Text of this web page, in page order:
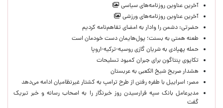
آخرین عناوین روزنامه‌های سیاسی
آخرین عناوین روزنامه‌های ورزشی
حضرتی: دشمن را وادار به امضای تفاهم‌نامه کردیم
طعنه همتی به بسنت؛ پول‌هایمان دست خودمان است
حمله پهپادی به شریان گازی روسیه-ترکیه-اروپا
تکاپوی پنتاگون برای جبران کمبود تسلیحات
هشدار صریح شیخ الکعبی به عربستان
مصر: اسراییل با طفره رفتن از طرح ترامپ به کشتار غیرنظامیان ادامه می‌دهد
مدیرعامل بانک سپه فرارسیدن روز خبرنگار را به اصحاب رسانه و خبر تبریک
گفت